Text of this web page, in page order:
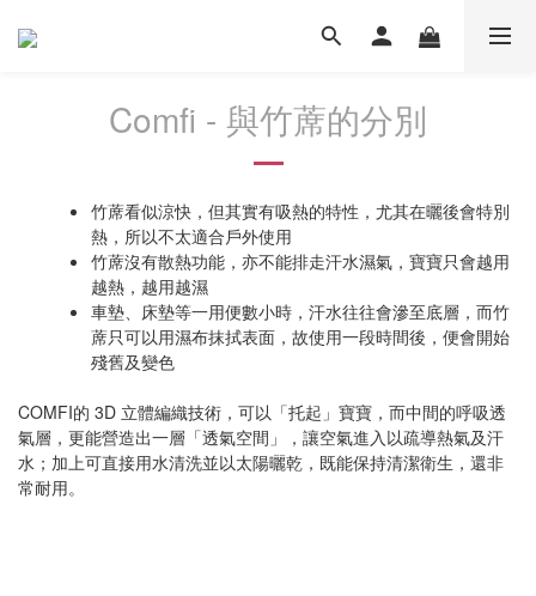
Comfi - 與竹蓆的分別
竹蓆看似涼快，但其實有吸熱的特性，尤其在曬後會特別
熱，所以不太適合戶外使用
竹蓆沒有散熱功能，亦不能排走汗水濕氣，寶寶只會越用
越熱，越用越濕
車墊、床墊等一用便數小時，汗水往往會滲至底層，而竹
蓆只可以用濕布抹拭表面，故使用一段時間後，便會開始
殘舊及變色
COMFI的 3D 立體編織技術，可以「托起」寶寶，而中間的呼吸透
氣層，更能營造出一層「透氣空間」，讓空氣進入以疏導熱氣及汗
水；加上可直接用水清洗並以太陽曬乾，既能保持清潔衛生，還非
常耐用。